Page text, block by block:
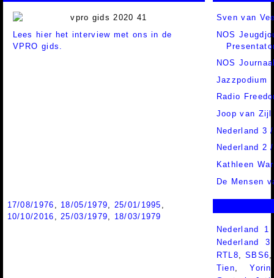
Lees hier het interview met ons in de
VPRO gids.
Sven van
NOS
NOS
Jazzpodium
Radio
Joop van Zijl
Nederland 3
Nederland 2
Kathleen
De Mensen
17/08/1976 18/05/1979 25/01/1995
10/10/2016
25/03/1979
18/03/1979
Nederland
Nederland
RTL8,SBS6
Tien,Yorin